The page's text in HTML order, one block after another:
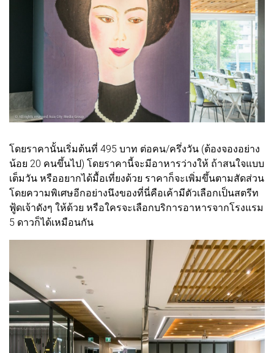
โดยราคานั้นเริ่มต้นที่ 495 บาท ต่อคน/ครึ่งวัน (ต้องจองอย่าง
น้อย 20 คนขึ้นไป) โดยราคานี้จะมีอาหารว่างให้ ถ้าสนใจแบบ
เต็มวัน หรืออยากได้มื้อเที่ยงด้วย ราคาก็จะเพิ่มขึ้นตามสัดส่วน
โดยความพิเศษอีกอย่างนึงของที่นี่คือเค้ามีตัวเลือกเป็นสตรีท
ฟู้ดเจ้าดังๆ ให้ด้วย หรือใครจะเลือกบริการอาหารจากโรงแรม
5 ดาวก็ได้เหมือนกัน